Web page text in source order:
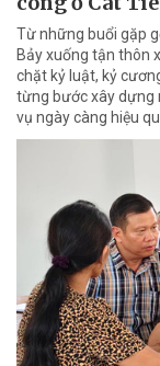
Từ những buổi gặp
Bảy xuống tận thôn
chặt kỷ luật, kỷ
từng bước xây dựng
vụ ngày càng hiệu